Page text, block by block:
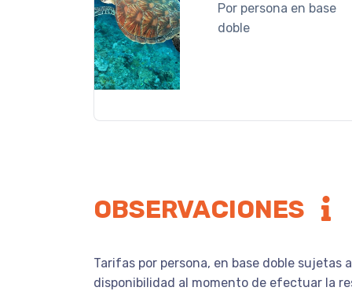
Por persona en base
doble
OBSERVACIONES
Tarifas por persona, en base doble sujetas
disponibilidad al momento de efectuar la